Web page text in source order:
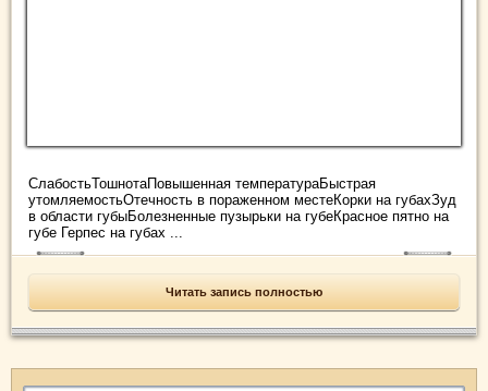
СлабостьТошнотаПовышенная температураБыстрая
утомляемостьОтечность в пораженном местеКорки на губахЗуд
в области губыБолезненные пузырьки на губеКрасное пятно на
губе Герпес на губах ...
Читать запись полностью